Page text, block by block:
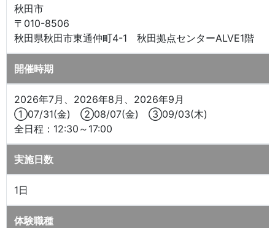
秋田市
〒010-8506
秋田県秋田市東通仲町4-1 秋田拠点センターALVE1階
開催時期
2026年7月、2026年8月、2026年9月
①07/31(金) ②08/07(金) ③09/03(木)
全日程：12:30～17:00
実施日数
1日
体験職種